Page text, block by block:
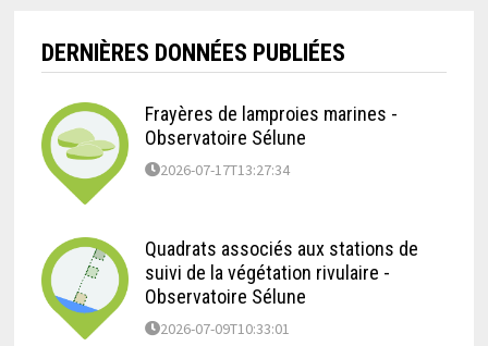
DERNIÈRES DONNÉES PUBLIÉES
Frayères de lamproies marines -
Observatoire Sélune
2026-07-17T13:27:34
Quadrats associés aux stations de
suivi de la végétation rivulaire -
Observatoire Sélune
2026-07-09T10:33:01